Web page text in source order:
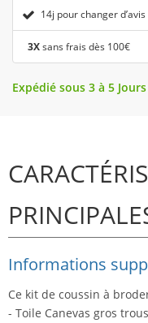
14j pour changer d’avis
3Xsans frais dès 100€
Expédié sous 3 à 5 Jours
Informations
Ce kit de coussin à
- Toile Canevas gros